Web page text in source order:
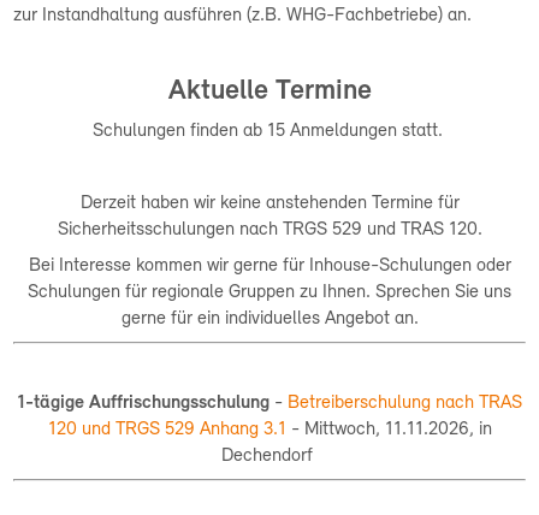
zur Instandhaltung ausführen (z.B. WHG-Fachbetriebe) an.
Aktuelle Termine
Schulungen finden ab 15 Anmeldungen statt.
Derzeit haben wir keine anstehenden Termine für
Sicherheitsschulungen nach TRGS 529 und TRAS 120.
Bei Interesse kommen wir gerne für Inhouse-Schulungen oder
Schulungen für regionale Gruppen zu Ihnen. Sprechen Sie uns
gerne für ein individuelles Angebot an.
1-tägige Auffrischungsschulung - Betreiberschulung nach TRAS
120 und TRGS 529 Anhang 3.1 - Mittwoch, 11.11.2026, in
Dechendorf